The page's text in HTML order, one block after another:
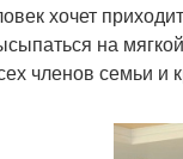
хочет
на
членов семьи и